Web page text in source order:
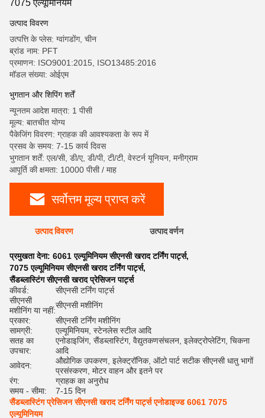
7075 एल्यूमिनियम
उत्पाद विवरण
उत्पत्ति के प्लेस: ग्वांगडोंग, चीन
ब्रांड नाम: PFT
प्रमाणन: ISO9001:2015, ISO13485:2016
मॉडल संख्या: ओईएम
भुगतान और शिपिंग शर्तें
न्यूनतम आदेश मात्रा: 1 पीसी
मूल्य: बातचीत योग्य
पैकेजिंग विवरण: ग्राहक की आवश्यकता के रूप में
प्रसव के समय: 7-15 कार्य दिवस
भुगतान शर्तें: एल/सी, डी/ए, डी/पी, टी/टी, वेस्टर्न यूनियन, मनीग्राम
आपूर्ति की क्षमता: 10000 पीसी / माह
सर्वोत्तम मूल्य प्राप्त करें
उत्पाद विवरण उत्पाद वर्णन
प्रमुखता देना: 6061 एल्यूमिनियम सीएनसी खराद टर्निंग पार्ट्स,
7075 एल्यूमिनियम सीएनसी खराद टर्निंग पार्ट्स,
सैंडब्लास्टिंग सीएनसी खराद प्रेसिजन पार्ट्स
कीवर्ड:
सीएनसी टर्निंग पार्ट्स
सीएनसी
मशीनिंग या नहीं:
सीएनसी मशीनिंग
प्रकार:
सीएनसी टर्निंग मशीनिंग
सामग्री:
एल्यूमिनियम, स्टेनलेस स्टील आदि
सतह का
उपचार:
एनोडाइजिंग, सैंडब्लास्टिंग, वैद्युतकणसंचलन, इलेक्ट्रोप्लेटिंग, चिकना
आदि
आवेदन:
औद्योगिक उपकरण, इलेक्ट्रॉनिक, ऑटो पार्ट सटीक सीएनसी धातु भागों
प्रसंस्करण, मोटर वाहन और इतने पर
रंग:
ग्राहक का अनुरोध
समय - सीमा:
7-15 दिन
सैंडब्लास्टिंग प्रेसिजन सीएनसी खराद टर्निंग पार्ट्स एनोडाइज्ड 6061 7075
एल्यूमिनियम